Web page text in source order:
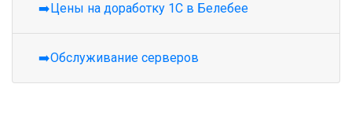
➡️Цены на доработку 1С в Белебее
➡️Обслуживание серверов